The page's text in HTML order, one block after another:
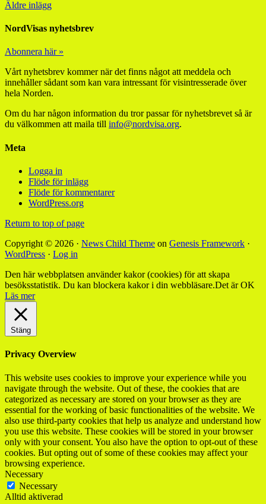
Äldre inlägg
NordVisas nyhetsbrev
Abonnera här »
Vårt nyhetsbrev kommer när det finns något att meddela och
innehåller sådant som kan vara intressant för visintresserade över
hela Norden.
Om du har någon information du tror passar för nyhetsbrevet så är
du välkommen att maila till info@nordvisa.org.
Meta
Logga in
Flöde för inlägg
Flöde för kommentarer
WordPress.org
Return to top of page
Copyright © 2026 · News Child Theme on Genesis Framework ·
WordPress · Log in
Den här webbplatsen använder kakor (cookies) för att skapa
besöksstatistik. Du kan blockera kakor i din webbläsare.Det är OK
Läs mer
Stäng
Privacy Overview
This website uses cookies to improve your experience while you
navigate through the website. Out of these, the cookies that are
categorized as necessary are stored on your browser as they are
essential for the working of basic functionalities of the website. We
also use third-party cookies that help us analyze and understand how
you use this website. These cookies will be stored in your browser
only with your consent. You also have the option to opt-out of these
cookies. But opting out of some of these cookies may affect your
browsing experience.
Necessary
Necessary
Alltid aktiverad